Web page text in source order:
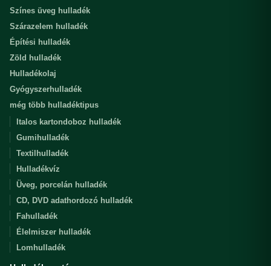
Színes üveg hulladék
Szárazelem hulladék
Építési hulladék
Zöld hulladék
Hulladékolaj
Gyógyszerhulladék
még több hulladéktipus
Italos kartondoboz hulladék
Gumihulladék
Textilhulladék
Hulladékvíz
Üveg, porcelán hulladék
CD, DVD adathordozó hulladék
Fahulladék
Élelmiszer hulladék
Lomhulladék